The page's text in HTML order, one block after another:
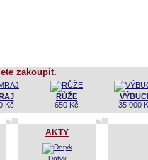
zakoupit.
Kč
RŮŽE
650 Kč
35 000
AKTY
Dotyk